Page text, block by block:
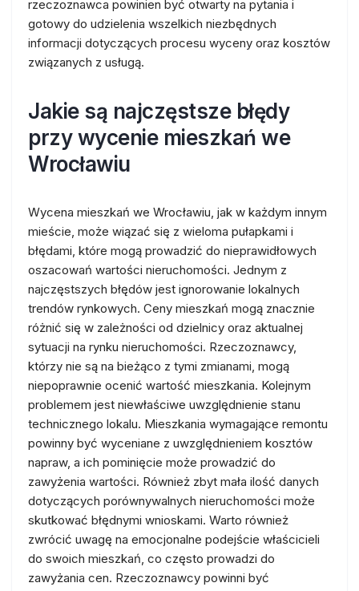
rzeczoznawca powinien być otwarty na pytania i
gotowy do udzielenia wszelkich niezbędnych
informacji dotyczących procesu wyceny oraz kosztów
związanych z usługą.
Jakie są najczęstsze błędy
przy wycenie mieszkań we
Wrocławiu
Wycena mieszkań we Wrocławiu, jak w każdym innym
mieście, może wiązać się z wieloma pułapkami i
błędami, które mogą prowadzić do nieprawidłowych
oszacowań wartości nieruchomości. Jednym z
najczęstszych błędów jest ignorowanie lokalnych
trendów rynkowych. Ceny mieszkań mogą znacznie
różnić się w zależności od dzielnicy oraz aktualnej
sytuacji na rynku nieruchomości. Rzeczoznawcy,
którzy nie są na bieżąco z tymi zmianami, mogą
niepoprawnie ocenić wartość mieszkania. Kolejnym
problemem jest niewłaściwe uwzględnienie stanu
technicznego lokalu. Mieszkania wymagające remontu
powinny być wyceniane z uwzględnieniem kosztów
napraw, a ich pominięcie może prowadzić do
zawyżenia wartości. Również zbyt mała ilość danych
dotyczących porównywalnych nieruchomości może
skutkować błędnymi wnioskami. Warto również
zwrócić uwagę na emocjonalne podejście właścicieli
do swoich mieszkań, co często prowadzi do
zawyżania cen. Rzeczoznawcy powinni być